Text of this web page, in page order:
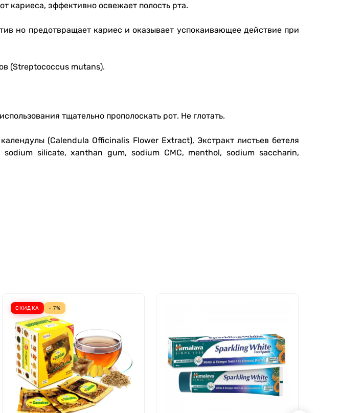
кариеса, эффективно освежает полость рта.
но предотвращает кариес и оказывает успокаивающее действие при
(Streptococcus mutans).
тщательно прополоскать рот. Не глотать.
(Calendula Officinalis Flower Extract), Экстракт листьев бетеля
silicate, xanthan gum, sodium CMC, menthol, sodium saccharin,
СКИДКА - 7%